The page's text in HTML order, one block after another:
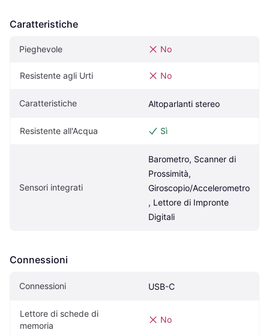
Caratteristiche
Pieghevole No
Resistente agli Urti No
Caratteristiche Altoparlanti stereo
Resistente all'Acqua Sì
Sensori integrati
Barometro, Scanner di
Prossimità,
Giroscopio/Accelerometro
, Lettore di Impronte
Digitali
Connessioni
Connessioni USB-C
Lettore di schede di
memoria
No